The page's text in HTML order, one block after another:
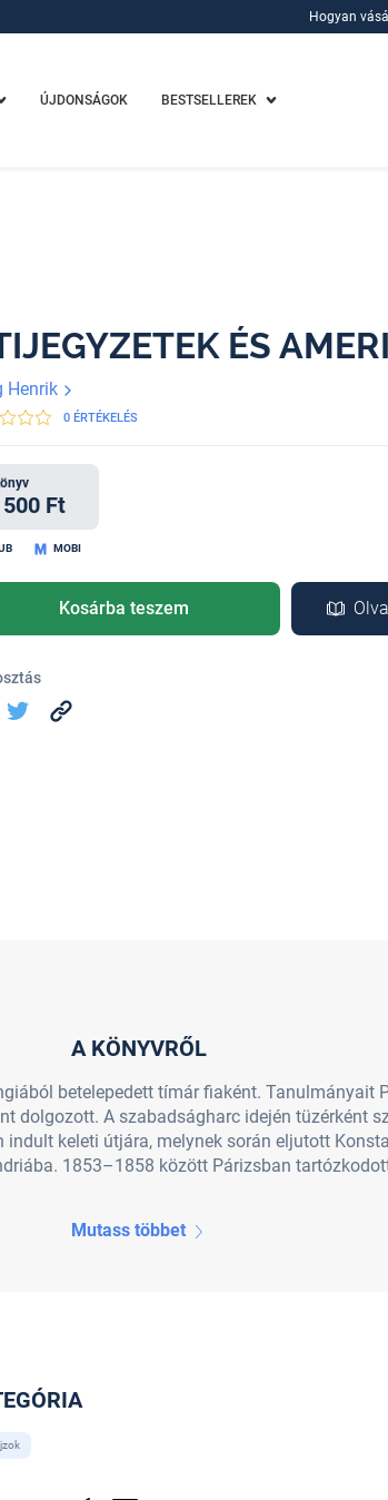
Hogyan
ÚJDONSÁGOK BESTSELLEREK
ÉS
Henrik
0 ÉRTÉKELÉS
Ft
MOBI
Kosárba teszem
A KÖNYVRŐL
betelepedett tímár fiaként. Tanulmányait
dolgozott. A szabadságharc idején tüzérként
indult keleti útjára, melynek során eljutott
1853–1858 között Párizsban
Mutass többet